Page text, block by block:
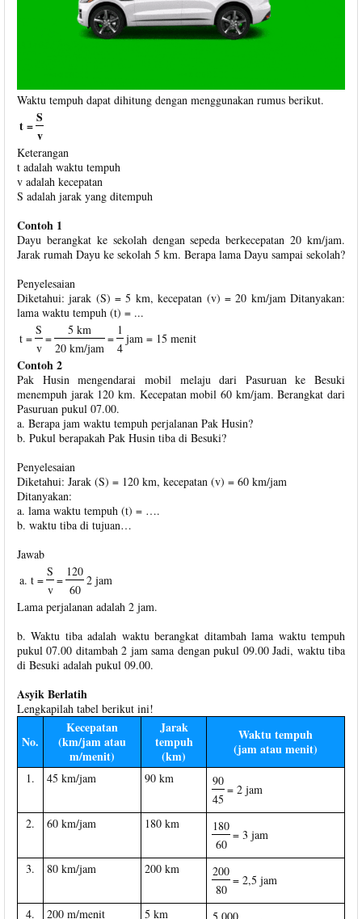
Waktu tempuh dapat dihitung dengan menggunakan rumus berikut.
t =
S
v
Keterangan
t adalah waktu tempuh
v adalah kecepatan
S adalah jarak yang ditempuh
Contoh 1
Dayu berangkat ke sekolah dengan sepeda berkecepatan 20 km/jam.
Jarak rumah Dayu ke sekolah 5 km. Berapa lama Dayu sampai sekolah?
Penyelesaian
Diketahui: jarak (S) = 5 km, kecepatan (v) = 20 km/jam Ditanyakan:
lama waktu tempuh (t) = ...
t =
S
=
5 km
=
1
jam = 15 menit
v 20 km/jam 4
Contoh 2
Pak Husin mengendarai mobil melaju dari Pasuruan ke Besuki
menempuh jarak 120 km. Kecepatan mobil 60 km/jam. Berangkat dari
Pasuruan pukul 07.00.
a. Berapa jam waktu tempuh perjalanan Pak Husin?
b. Pukul berapakah Pak Husin tiba di Besuki?
Penyelesaian
Diketahui: Jarak (S) = 120 km, kecepatan (v) = 60 km/jam
Ditanyakan:
a. lama waktu tempuh (t) = ….
b. waktu tiba di tujuan…
Jawab
a. t =
S
=
120
2 jam
v
60
Lama perjalanan adalah 2 jam.
b. Waktu tiba adalah waktu berangkat ditambah lama waktu tempuh
pukul 07.00 ditambah 2 jam sama dengan pukul 09.00 Jadi, waktu tiba
di Besuki adalah pukul 09.00.
Asyik Berlatih
Lengkapilah tabel berikut ini!
No.
Kecepatan
(km/jam atau
m/menit)
Jarak
tempuh
(km)
Waktu tempuh
(jam atau menit)
1. 45 km/jam 90 km 90
= 2 jam
45
2.
60 km/jam 180 km 180
= 3 jam
60
3.
80 km/jam 200 km 200
= 2,5 jam
80
4.
200 m/menit 5 km 5.000